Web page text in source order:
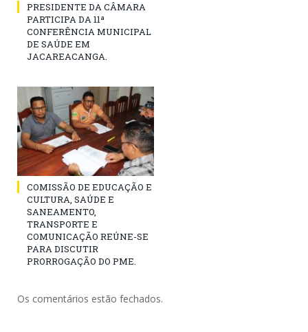
PRESIDENTE DA CÂMARA
PARTICIPA DA 11ª
CONFERÊNCIA MUNICIPAL
DE SAÚDE EM
JACAREACANGA.
COMISSÃO DE EDUCAÇÃO E
CULTURA, SAÚDE E
SANEAMENTO,
TRANSPORTE E
COMUNICAÇÃO REÚNE-SE
PARA DISCUTIR
PRORROGAÇÃO DO PME.
Os comentários estão fechados.